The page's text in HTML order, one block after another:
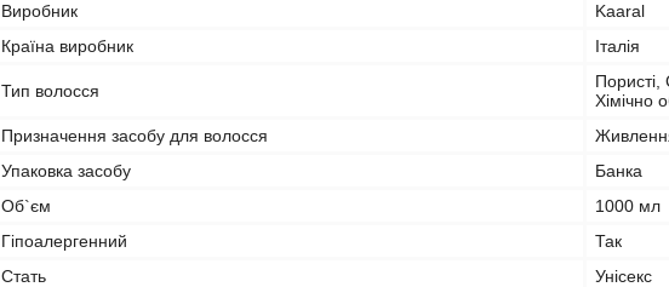
Виробник
Kaaral
Країна виробник
Італія
Тип волосся
Хімічно
Призначення засобу для волосся
Упаковка засобу
Банка
Об`єм
1000 мл
Гіпоалергенний
Так
Стать
Унісекс